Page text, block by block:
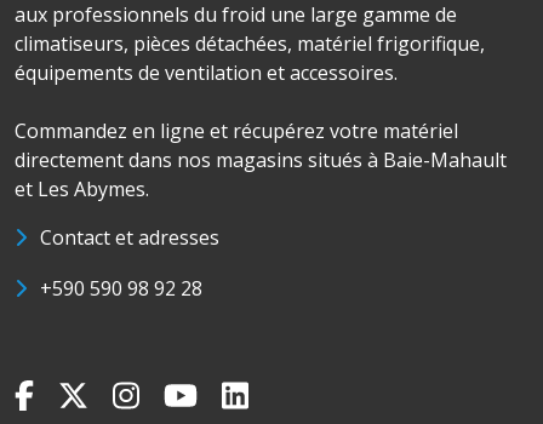
aux professionnels du froid une large gamme de
climatiseurs, pièces détachées, matériel frigorifique,
équipements de ventilation et accessoires.
Commandez en ligne et récupérez votre matériel
directement dans nos magasins situés à Baie-Mahault
et Les Abymes.
Contact et adresses
+590 590 98 92 28